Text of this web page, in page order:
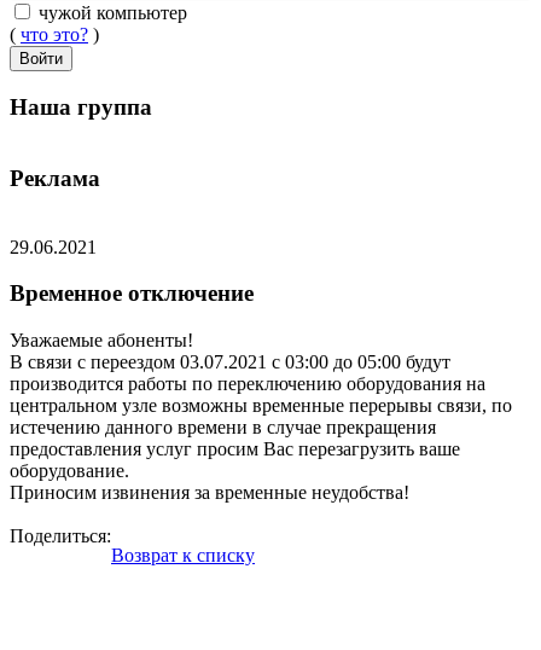
чужой компьютер
( что это? )
Войти
Наша группа
Реклама
29.06.2021
Временное отключение
Уважаемые абоненты!
В связи с переездом 03.07.2021 с 03:00 до 05:00 будут
производится работы по переключению оборудования на
центральном узле возможны временные перерывы связи, по
истечению данного времени в случае прекращения
предоставления услуг просим Вас перезагрузить ваше
оборудование.
Приносим извинения за временные неудобства!
Поделиться:
Возврат к списку